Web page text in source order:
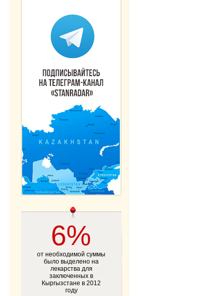
6%
от необходимой суммы
было выделено на
лекарства для
заключенных в
Кыргызстане в 2012
году